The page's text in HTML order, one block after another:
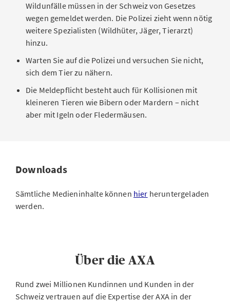
Wildunfälle müssen in der Schweiz von Gesetzes
wegen gemeldet werden. Die Polizei zieht wenn nötig
weitere Spezialisten (Wildhüter, Jäger, Tierarzt)
hinzu.
Warten Sie auf die Polizei und versuchen Sie nicht,
sich dem Tier zu nähern.
Die Meldepflicht besteht auch für Kollisionen mit
kleineren Tieren wie Bibern oder Mardern – nicht
aber mit Igeln oder Fledermäusen.
Downloads
Sämtliche Medieninhalte können hier heruntergeladen
werden.
Über die AXA
Rund zwei Millionen Kundinnen und Kunden in der
Schweiz vertrauen auf die Expertise der AXA in der